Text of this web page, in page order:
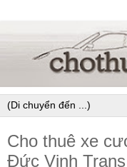
Cho thuê xe
Đức Vinh